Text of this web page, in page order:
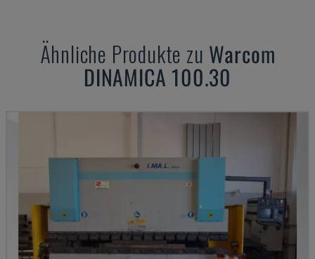
Ähnliche Produkte zu Warcom
DINAMICA 100.30